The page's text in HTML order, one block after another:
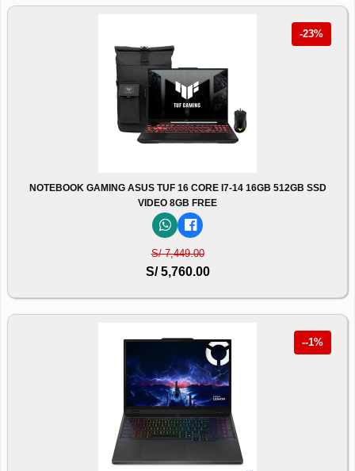
-23%
NOTEBOOK GAMING ASUS TUF 16 CORE I7-14 16GB 512GB SSD
VIDEO 8GB FREE
S/ 7,449.00
S/ 5,760.00
--1%